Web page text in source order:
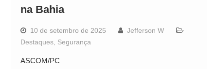
na Bahia
10 de setembro de 2025
Jefferson W
Destaques, Segurança
ASCOM/PC